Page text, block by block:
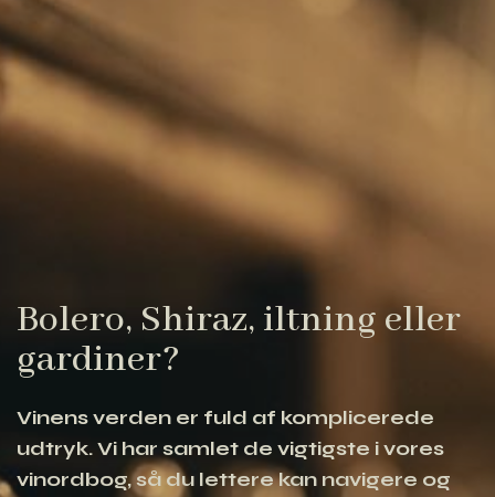
Bolero, Shiraz, iltning eller
gardiner?
Vinens verden er fuld af komplicerede
udtryk. Vi har samlet de vigtigste i vores
vinordbog, så du lettere kan navigere og